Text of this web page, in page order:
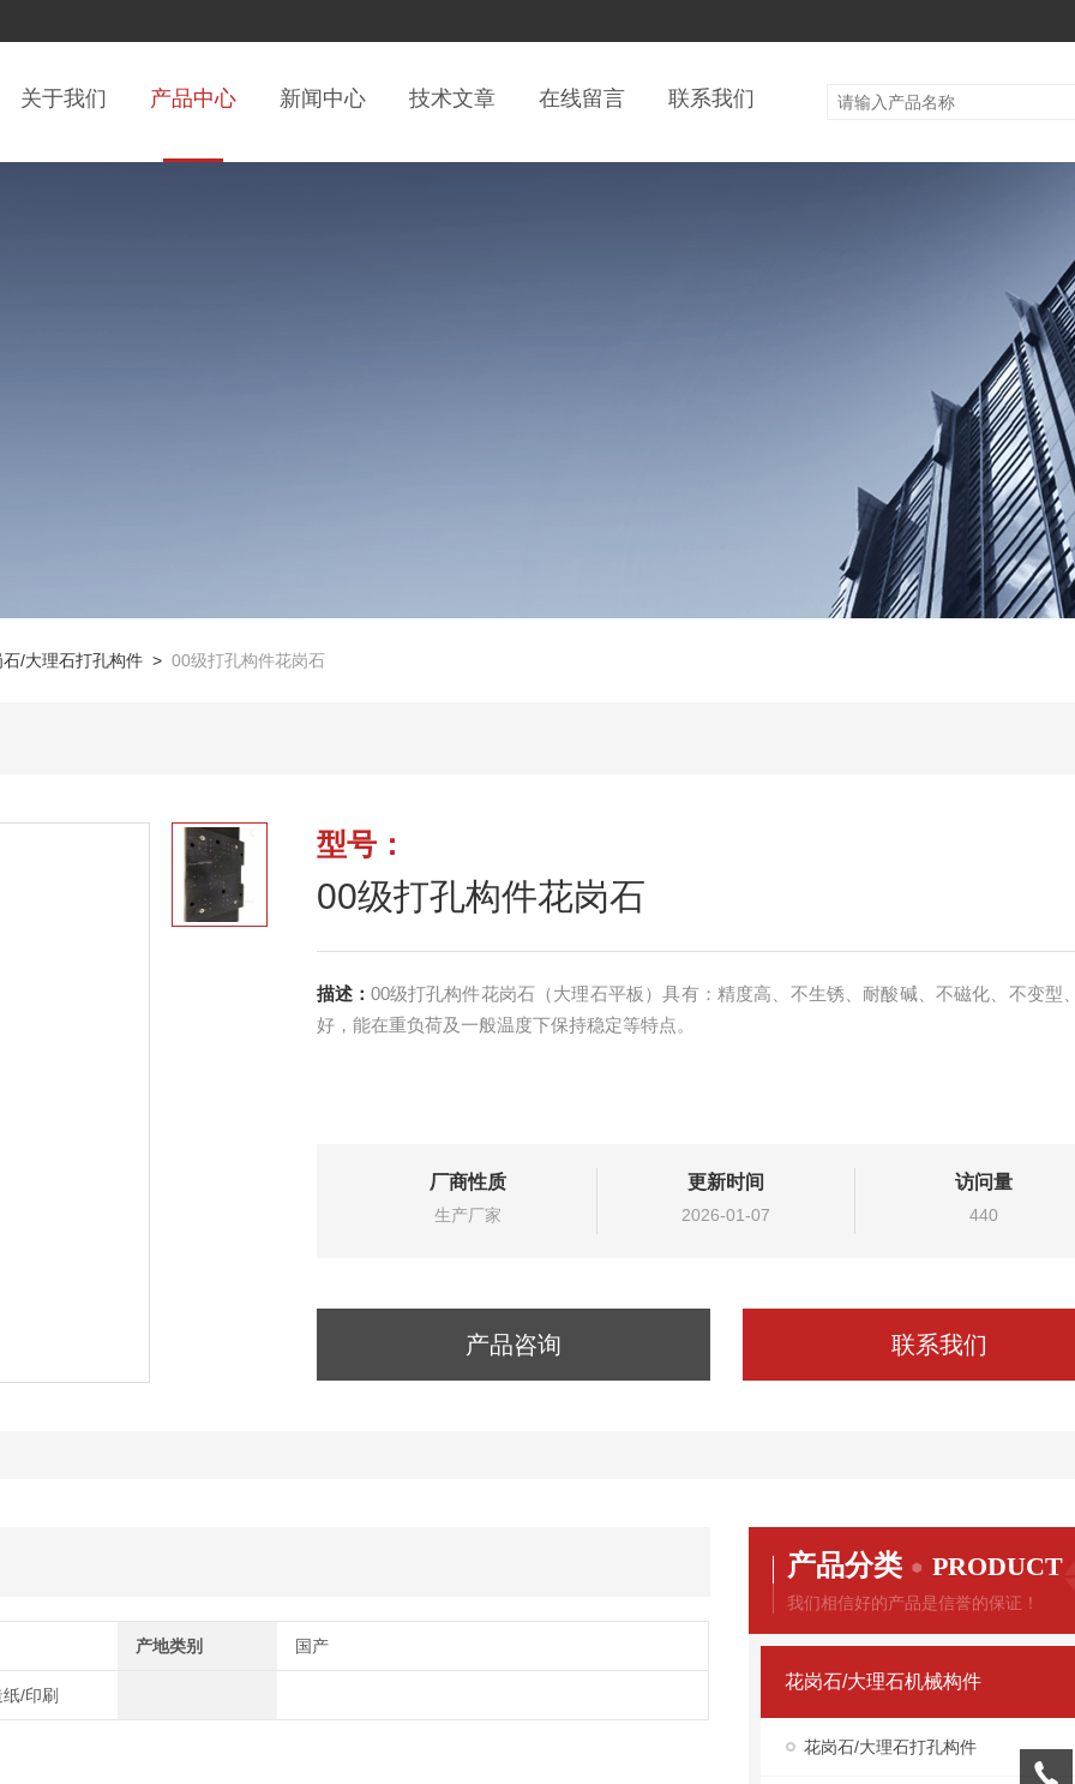
关于我们 产品中心 新闻中心 技术文章 在线留言 联系我们
石/大理石打孔构件 > 00级打孔构件花岗石
型号：
00级打孔构件花岗石
描述： 00级打孔构件花岗石（大理石平板）具有：精度高、不生锈、耐酸碱、不磁化、不变型
好，能在重负荷及一般温度下保持稳定等特点。
厂商性质
生产厂家
更新时间
2026-01-07
访问量
440
产品咨询 联系我们
产地类别 国产
/印刷
产品分类 PRODUCT
我们相信好的产品是信誉的保证！
花岗石/大理石机械构件
花岗石/大理石打孔构件